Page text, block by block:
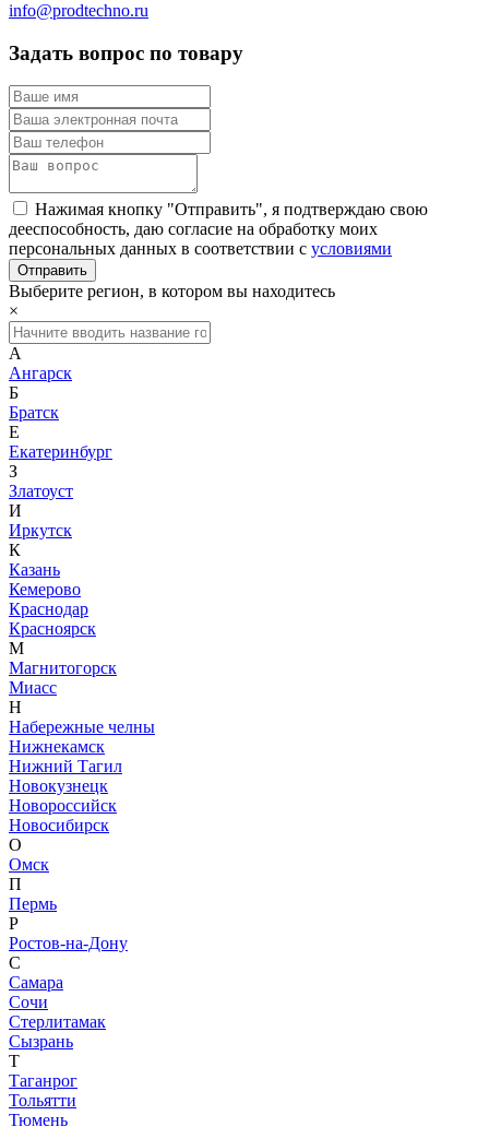
info@prodtechno.ru
Задать вопрос по товару
Нажимая кнопку "Отправить", я подтверждаю свою
дееспособность, даю согласие на обработку моих
персональных данных в соответствии с условиями
Выберите регион, в котором вы находитесь
×
А
Ангарск
Б
Братск
Е
Екатеринбург
З
Златоуст
И
Иркутск
К
Казань
Кемерово
Краснодар
Красноярск
М
Магнитогорск
Миасс
Н
Набережные челны
Нижнекамск
Нижний Тагил
Новокузнецк
Новороссийск
Новосибирск
О
Омск
П
Пермь
Р
Ростов-на-Дону
С
Самара
Сочи
Стерлитамак
Сызрань
Т
Таганрог
Тольятти
Тюмень